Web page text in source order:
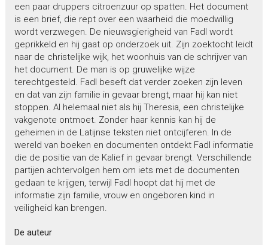
een paar druppers citroenzuur op spatten. Het document
is een brief, die rept over een waarheid die moedwillig
wordt verzwegen. De nieuwsgierigheid van Fadl wordt
geprikkeld en hij gaat op onderzoek uit. Zijn zoektocht leidt
naar de christelijke wijk, het woonhuis van de schrijver van
het document. De man is op gruwelijke wijze
terechtgesteld. Fadl beseft dat verder zoeken zijn leven
en dat van zijn familie in gevaar brengt, maar hij kan niet
stoppen. Al helemaal niet als hij Theresia, een christelijke
vakgenote ontmoet. Zonder haar kennis kan hij de
geheimen in de Latijnse teksten niet ontcijferen. In de
wereld van boeken en documenten ontdekt Fadl informatie
die de positie van de Kalief in gevaar brengt. Verschillende
partijen achtervolgen hem om iets met de documenten
gedaan te krijgen, terwijl Fadl hoopt dat hij met de
informatie zijn familie, vrouw en ongeboren kind in
veiligheid kan brengen.
De auteur